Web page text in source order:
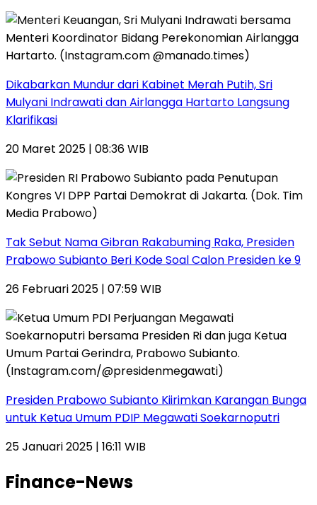
Dikabarkan Mundur dari Kabinet Merah Putih, Sri
Mulyani Indrawati dan Airlangga Hartarto Langsung
Klarifikasi
20 Maret 2025 | 08:36 WIB
Tak Sebut Nama Gibran Rakabuming Raka, Presiden
Prabowo Subianto Beri Kode Soal Calon Presiden ke 9
26 Februari 2025 | 07:59 WIB
Presiden Prabowo Subianto Kiirimkan Karangan Bunga
untuk Ketua Umum PDIP Megawati Soekarnoputri
25 Januari 2025 | 16:11 WIB
Finance-News